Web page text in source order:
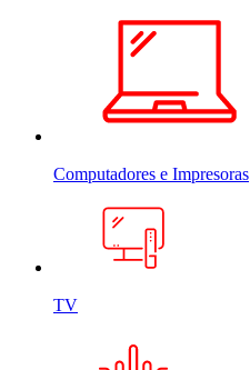
Computadores e Impresoras
TV